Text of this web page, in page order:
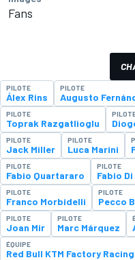
Fans
PILOTE
Álex Rins
PILOTE
Augusto
PILOTE
Toprak Razgatlioglu
PILOTE
Jack Miller
PILOTE
Luca Marini
PILOTE
Fabio Quartararo
PILOTE
Fabio
PILOTE
Franco Morbidelli
PILOTE
Pecco
PILOTE
Joan Mir
PILOTE
Marc Márquez
ÉQUIPE
Red Bull KTM Factory Racing